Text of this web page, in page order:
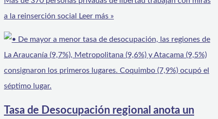
a la reinserción social Leer más »
Tasa de Desocupación regional anota un